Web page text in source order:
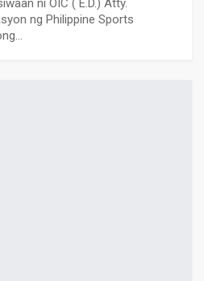
ni OIC ( E.D.) Atty.
ng Philippine Sports